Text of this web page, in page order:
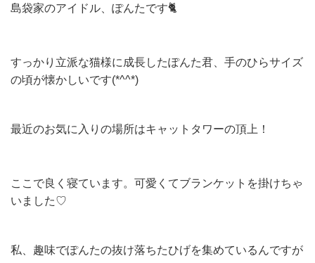
島袋家のアイドル、ぽんたです🐈
すっかり立派な猫様に成長したぽんた君、手のひらサイズ
の頃が懐かしいです(*^^*)
最近のお気に入りの場所はキャットタワーの頂上！
ここで良く寝ています。可愛くてブランケットを掛けちゃ
いました♡
私、趣味でぽんたの抜け落ちたひげを集めているんですが